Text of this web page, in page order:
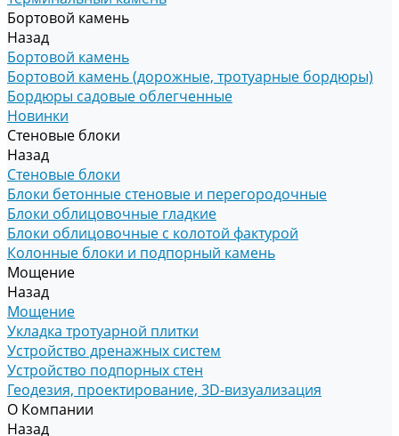
Бортовой камень
Назад
Бортовой камень
Бортовой камень (дорожные, тротуарные бордюры)
Бордюры садовые облегченные
Новинки
Стеновые блоки
Назад
Стеновые блоки
Блоки бетонные стеновые и перегородочные
Блоки облицовочные гладкие
Блоки облицовочные с колотой фактурой
Колонные блоки и подпорный камень
Мощение
Назад
Мощение
Укладка тротуарной плитки
Устройство дренажных систем
Устройство подпорных стен
Геодезия, проектирование, 3D-визуализация
О Компании
Назад